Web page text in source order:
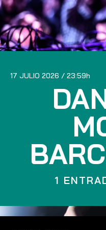
17 JULIO 2026 23:59
1